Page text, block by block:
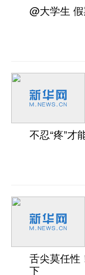
@大学生
不忍“疼”才
舌尖莫任性
下